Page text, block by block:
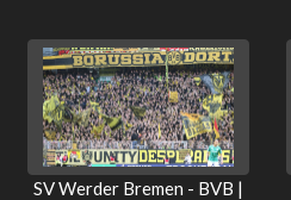
SV Werder Bremen - BVB |